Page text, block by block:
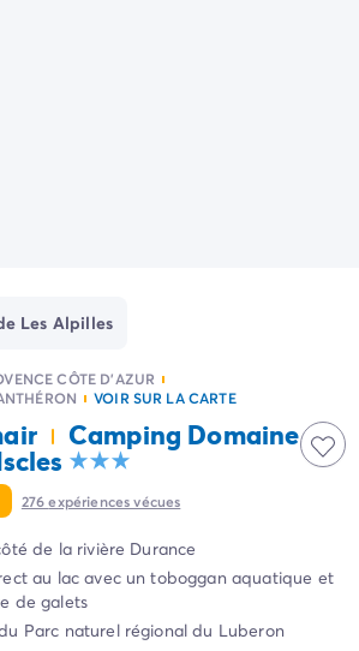
Les Alpilles
CÔTE D'AZUR
VOIR SUR LA CARTE
Camping Domaine
276expériences vécues
de la rivière Durance
au lac avec un toboggan aquatique et
de galets
Parc naturel régional du Luberon